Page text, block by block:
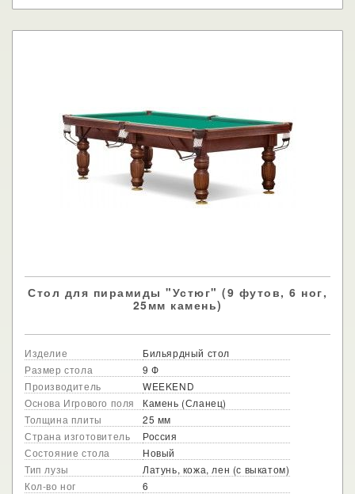
Стол для пирамиды "Устюг" (9 футов, 6 ног,
25мм камень)
Изделие
Бильярдный стол
Размер стола
9 Ф
Производитель
WEEKEND
Основа Игрового поля
Камень (Сланец)
Толщина плиты
25 мм
Страна изготовитель
Россия
Состояние стола
Новый
Тип лузы
Латунь, кожа, лен (с выкатом)
Кол-во ног
6